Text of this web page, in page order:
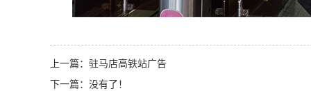
上一篇： 驻马店高铁站广告
下一篇： 没有了！